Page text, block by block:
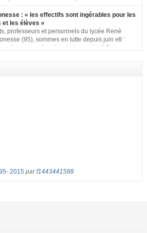
». Non à la dégradation continue des conditions
de nos enfants à l’école primaire. Chaque
: « les effectifs sont ingérables pour les
les élèves »
professeurs et personnels du lycée René
(95), sommes en lutte depuis juin etl ‘
en grève depuis le vendredi 2
et […]
2015 parf1443441588